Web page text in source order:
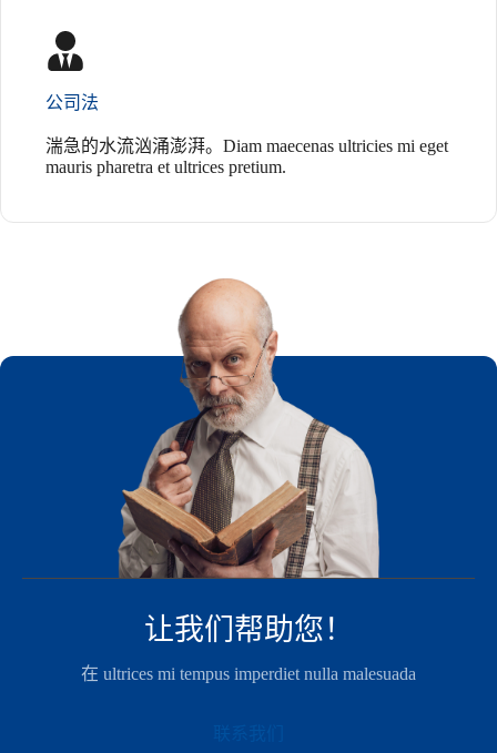
公司法
湍急的水流汹涌澎湃。Diam maecenas ultricies mi eget
mauris pharetra et ultrices pretium.
让我们帮助您！
在 ultrices mi tempus imperdiet nulla malesuada